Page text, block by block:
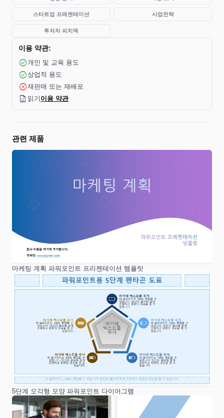
스타트업 프레젠테이션 사업전략
투자자 피치덱
이용 약관:
check_circle 개인 및 교육 용도
check_circle상업적 용도
cancel재판매 또는 재배포
description 읽기 이용 약관
관련 제품
마케팅 계획 파워포인트 프리젠테이션 템플릿
5단계 오각형 모양 파워포인트 다이어그램